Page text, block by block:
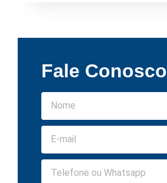
Fale Conosco